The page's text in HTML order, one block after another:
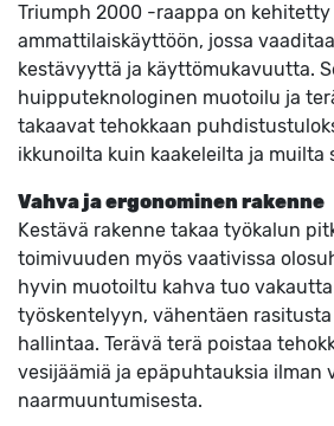
Triumph 2000 -raappa on
ammattilaiskäyttöön, jossa
kestävyyttä ja käyttömukavuutta.
huipputeknologinen muotoilu ja
takaavat tehokkaan
ikkunoilta kuin kaakeleilta ja muilta
Vahva ja ergonominen rakenne
Kestävä rakenne takaa työkalun
toimivuuden myös vaativissa
hyvin muotoiltu kahva tuo
työskentelyyn, vähentäen
hallintaa. Terävä terä poistaa
vesijäämiä ja epäpuhtauksia ilman
naarmuuntumisesta.